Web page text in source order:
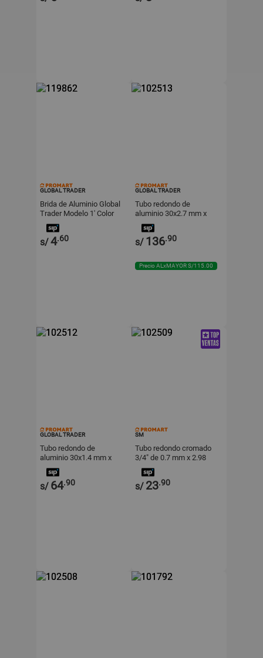
GLOBAL TRADER
Brida de Aluminio Global
Trader Modelo 1' Color
Plata Pulido
s/4.60
GLOBAL TRADER
Tubo redondo de
aluminio 30x2.7 mm x
2.98 metros Global
Trader
s/ 136.90
Precio ALxMAYOR S/115.00
GLOBAL TRADER
Tubo redondo de
aluminio 30x1.4 mm x
2.98 metros Global
Trader
s/ 64.90
SM
Tubo redondo cromado
3/4" de 0.7 mm x 2.98
metros
s/ 23.90